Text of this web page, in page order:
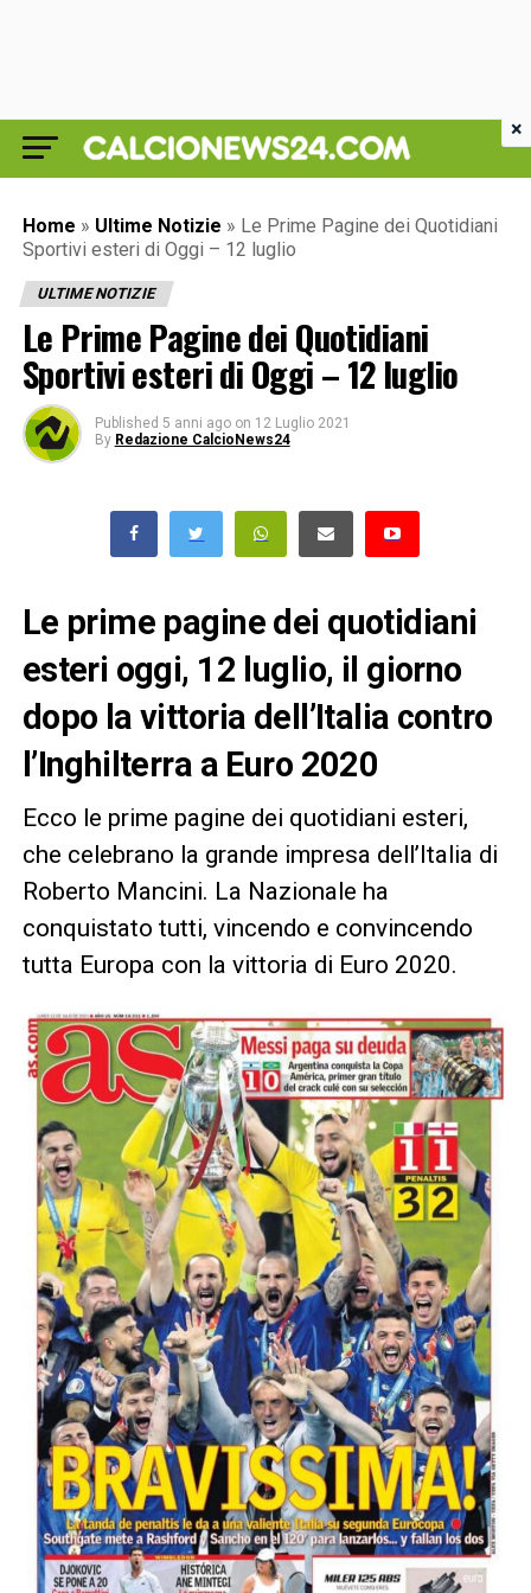
Home » Ultime Notizie » Le Prime Pagine dei Quotidiani
Sportivi esteri di Oggi – 12 luglio
ULTIME NOTIZIE
Le Prime Pagine dei Quotidiani
Sportivi esteri di Oggi – 12 luglio
Published 5 anni ago on 12 Luglio 2021
By Redazione CalcioNews24
Le prime pagine dei quotidiani
esteri oggi, 12 luglio, il giorno
dopo la vittoria dell’Italia contro
l’Inghilterra a Euro 2020
Ecco le prime pagine dei quotidiani esteri,
che celebrano la grande impresa dell’Italia di
Roberto Mancini. La Nazionale ha
conquistato tutti, vincendo e convincendo
tutta Europa con la vittoria di Euro 2020.
×